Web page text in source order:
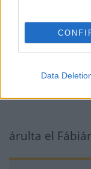
Data
a téren
árulta el